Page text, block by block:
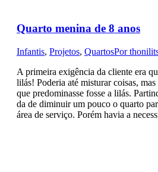
Quarto menina de 8 anos
Infantis, Projetos, QuartosPor
A primeira exigência da cliente era
lilás! Poderia até misturar coisas,
que predominasse fosse a lilás.
da de diminuir um pouco o quarto
área de serviço. Porém havia a